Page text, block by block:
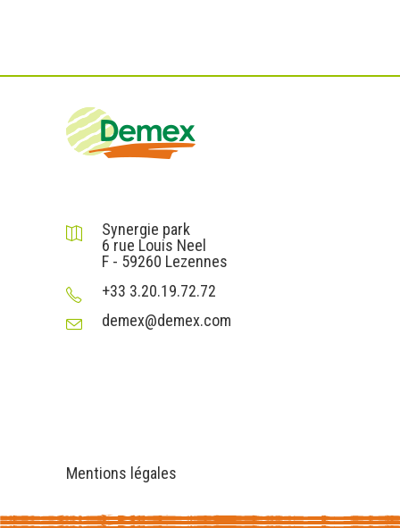
Synergie park
6 rue Louis Neel
F - 59260 Lezennes
+33 3.20.19.72.72
demex@demex.com
Mentions légales